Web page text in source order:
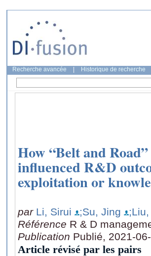
Recherche avancée Historique de recherche
How “Belt and
influenced R&D
exploitation or
par Li, Sirui ;Su, Jing
Référence R & D
Publication Publié, 2021-
Article révisé par les pairs